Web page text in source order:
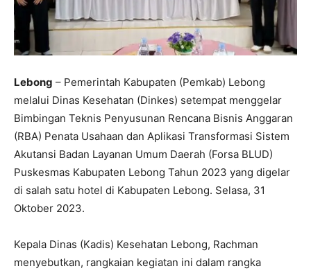
Lebong – Pemerintah Kabupaten (Pemkab) Lebong
melalui Dinas Kesehatan (Dinkes) setempat menggelar
Bimbingan Teknis Penyusunan Rencana Bisnis Anggaran
(RBA) Penata Usahaan dan Aplikasi Transformasi Sistem
Akutansi Badan Layanan Umum Daerah (Forsa BLUD)
Puskesmas Kabupaten Lebong Tahun 2023 yang digelar
di salah satu hotel di Kabupaten Lebong. Selasa, 31
Oktober 2023.
Kepala Dinas (Kadis) Kesehatan Lebong, Rachman
menyebutkan, rangkaian kegiatan ini dalam rangka